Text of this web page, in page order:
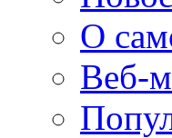
О
Веб-